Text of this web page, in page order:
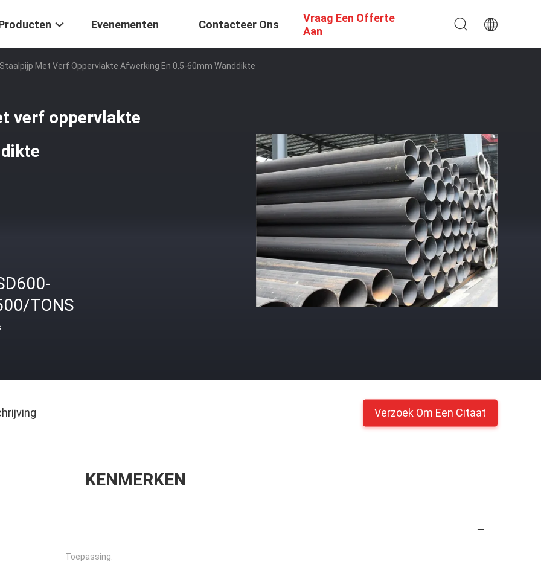
Evenementen Contacteer Ons
Vraag Een Offerte
Aan
Met Verf Oppervlakte Afwerking En 0,5-60mm Wanddikte
verf oppervlakte
TONS
Verzoek Om Een Citaat
KENMERKEN
Toepassing: